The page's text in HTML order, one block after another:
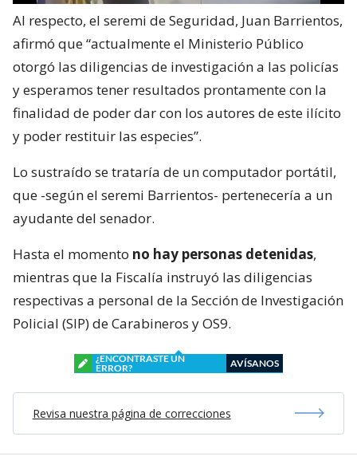
Al respecto, el seremi de Seguridad, Juan Barrientos,
afirmó que “actualmente el Ministerio Público
otorgó las diligencias de investigación a las policías
y esperamos tener resultados prontamente con la
finalidad de poder dar con los autores de este ilícito
y poder restituir las especies”.
Lo sustraído se trataría de un computador portátil,
que -según el seremi Barrientos- pertenecería a un
ayudante del senador.
Hasta el momento no hay personas detenidas,
mientras que la Fiscalía instruyó las diligencias
respectivas a personal de la Sección de Investigación
Policial (SIP) de Carabineros y OS9.
¿ENCONTRASTE UN
ERROR?
AVÍSANOS
Revisa nuestra página de correcciones